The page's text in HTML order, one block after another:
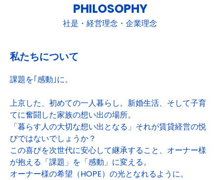
PHILOSOPHY
社是・経営理念・企業理念
私たちについて
課題を｢感動｣に。
上京した、初めての一人暮らし。新婚生活、そして子育
てに奮闘した家族の想い出の場所。
「暮らす人の大切な想い出となる」それが賃貸経営の悦
びではないでしょうか？
この喜びを次世代に安心して継承すること、オーナー様
が抱える「課題」を「感動」に変える。
オーナー様の希望（HOPE）の光となれるように。